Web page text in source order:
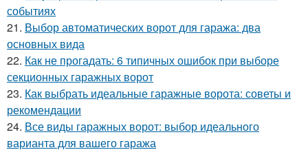
событиях
21. Выбор автоматических ворот для гаража: два
основных вида
22. Как не прогадать: 6 типичных ошибок при выборе
секционных гаражных ворот
23. Как выбрать идеальные гаражные ворота: советы и
рекомендации
24. Все виды гаражных ворот: выбор идеального
варианта для вашего гаража